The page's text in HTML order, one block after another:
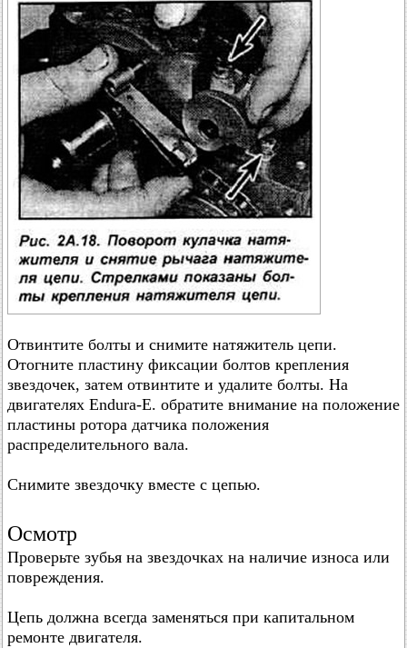
Отвинтите болты и снимите натяжитель цепи.
Отогните пластину фиксации болтов крепления
звездочек, затем отвинтите и удалите болты. На
двигателях Endura-Е. обратите внимание на положение
пластины ротора датчика положения
распределительного вала.
Снимите звездочку вместе с цепью.
Осмотр
Проверьте зубья на звездочках на наличие износа или
повреждения.
Цепь должна всегда заменяться при капитальном
ремонте двигателя.